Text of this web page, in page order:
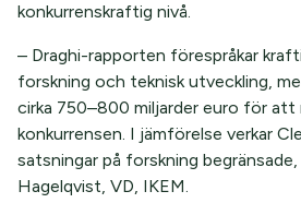
konkurrenskraftig nivå.
– Draghi-rapporten förespråkar
forskning och teknisk utveckling,
cirka 750–800 miljarder euro för att
konkurrensen. I jämförelse verkar
satsningar på forskning
Hagelqvist, VD, IKEM.